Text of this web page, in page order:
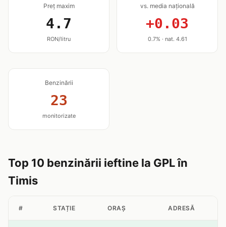
Preț maxim
4.7
RON/litru
vs. media națională
+0.03
0.7% · nat. 4.61
Benzinării
23
monitorizate
Top 10 benzinării ieftine la GPL în
Timis
# STAȚIE ORAȘ ADRESĂ